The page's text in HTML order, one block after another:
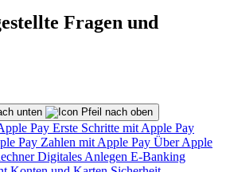
Fragen und
Pay Erste Schritte mit Apple Pay
Pay Zahlen mit Apple Pay Über Apple
Digitales Anlegen E-Banking